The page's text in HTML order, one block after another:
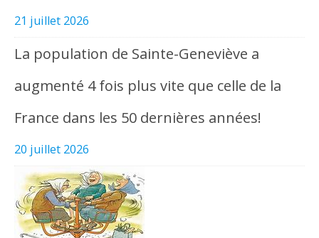
21 juillet 2026
La population de Sainte-Geneviève a
augmenté 4 fois plus vite que celle de la
France dans les 50 dernières années!
20 juillet 2026